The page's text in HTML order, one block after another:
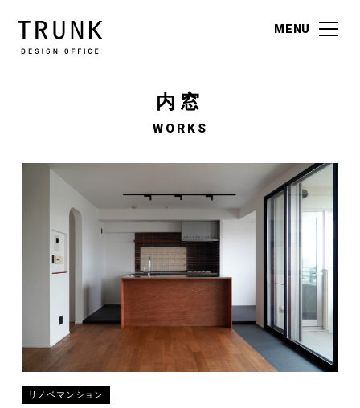
MENU
MENU
内窓
WORKS
リノベマンション